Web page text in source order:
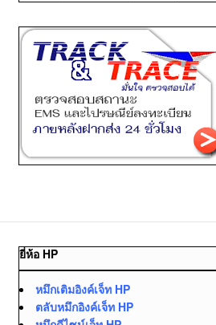
ยี่ห้อ HP
หมึกเติมอิงค์เจ็ท HP
ตลับหมึกอิงค์เจ็ท HP